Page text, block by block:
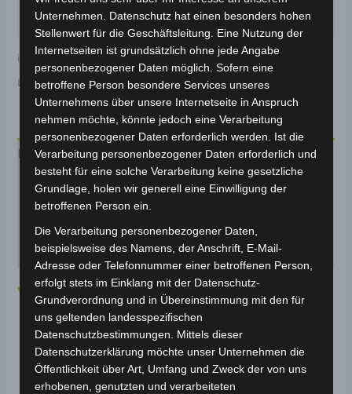
inkl. 19 % MwSt. Kostenloser Versand
Lieferzeit:Versandfertig innerhalb 24 Stunden*
Beschreibung
Zusätzliche Informationen
Rezensionen (0)
Volta VB2 –
Faltbares Fat-Tire E-
Bike (36 V/10 Ah)
Unternehmen. Datenschutz hat einen besonders hohen
Stellenwert für die Geschäftsleitung. Eine Nutzung der
Internetseiten ist grundsätzlich ohne jede Angabe
personenbezogener Daten möglich. Sofern eine
betroffene Person besondere Services unseres
Unternehmens über unsere Internetseite in Anspruch
nehmen möchte, könnte jedoch eine Verarbeitung
personenbezogener Daten erforderlich werden. Ist die
Verarbeitung personenbezogener Daten erforderlich und
besteht für eine solche Verarbeitung keine gesetzliche
Grundlage, holen wir generell eine Einwilligung der
betroffenen Person ein.
Die Verarbeitung personenbezogener Daten,
beispielsweise des Namens, der Anschrift, E-Mail-
Adresse oder Telefonnummer einer betroffenen Person,
erfolgt stets im Einklang mit der Datenschutz-
Grundverordnung und in Übereinstimmung mit den für
uns geltenden landesspezifischen
Datenschutzbestimmungen. Mittels dieser
Datenschutzerklärung möchte unser Unternehmen die
Öffentlichkeit über Art, Umfang und Zweck der von uns
erhobenen, genutzten und verarbeiteten